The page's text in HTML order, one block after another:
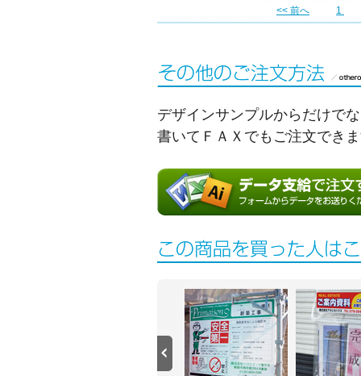
<< 前へ 1
デザインサンプルからだけで
書いてＦＡＸでもご注文でき